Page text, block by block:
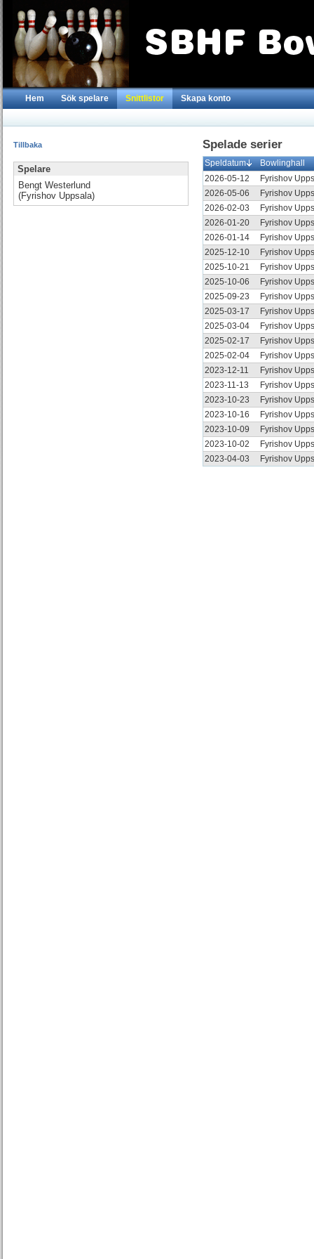
Hem Sök spelare Snittlistor Skapa konto
Tillbaka
Spelare
Bengt Westerlund
(Fyrishov Uppsala)
Spelade serier
Speldatum
Bowlinghall
2026-05-12
Fyrishov
2026-05-06
Fyrishov
2026-02-03
Fyrishov
2026-01-20
Fyrishov
2026-01-14
Fyrishov
2025-12-10
Fyrishov
2025-10-21
Fyrishov
2025-10-06
Fyrishov
2025-09-23
Fyrishov
2025-03-17
Fyrishov
2025-03-04
Fyrishov
2025-02-17
Fyrishov
2025-02-04
Fyrishov
2023-12-11
Fyrishov
2023-11-13
Fyrishov
2023-10-23
Fyrishov
2023-10-16
Fyrishov
2023-10-09
Fyrishov
2023-10-02
Fyrishov
2023-04-03
Fyrishov